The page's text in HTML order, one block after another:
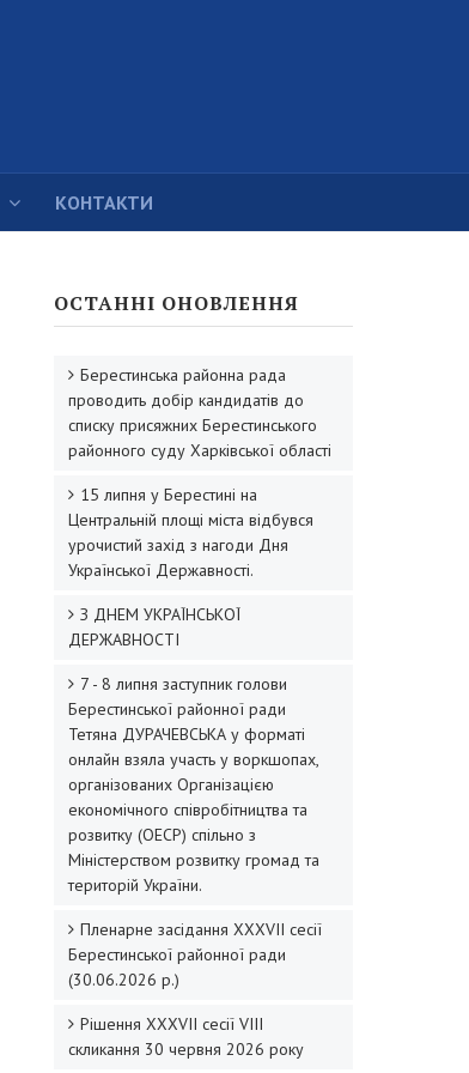
КОНТАКТИ
ОСТАННІ ОНОВЛЕННЯ
Берестинська районна рада
проводить добір кандидатів до
списку присяжних Берестинського
районного суду Харківської області
15 липня у Берестині на
Центральній площі міста відбувся
урочистий захід з нагоди Дня
Української Державності.
З ДНЕМ УКРАЇНСЬКОЇ
ДЕРЖАВНОСТІ
7 - 8 липня заступник голови
Берестинської районної ради
Тетяна ДУРАЧЕВСЬКА у форматі
онлайн взяла участь у воркшопах,
організованих Організацією
економічного співробітництва та
розвитку (ОЕСР) спільно з
Міністерством розвитку громад та
територій України.
Пленарне засідання XXХVІI сесії
Берестинської районної ради
(30.06.2026 р.)
Рішення XXХVІІ сесії VIII
скликання 30 червня 2026 року